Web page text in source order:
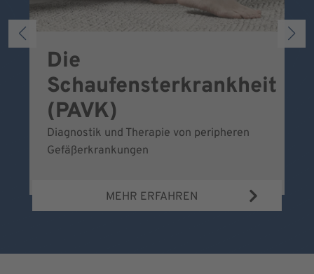
Die
Schaufensterkrankheit
(PAVK)
Diagnostik und Therapie von peripheren
Gefäßerkrankungen
MEHR ERFAHREN